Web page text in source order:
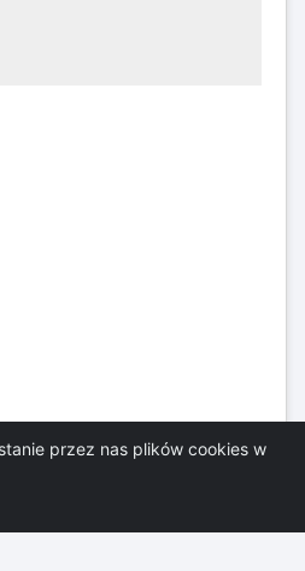
przez nas plików cookies w